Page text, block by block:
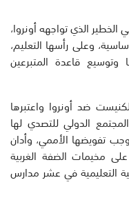
الخطير الذي تواجهه أونروا،
وعلى رأسها التعليم،
وتوسيع قاعدة المتبرعين
ضد أونروا واعتبرها
الدولي للتصدي لها
تفويضها الأممي، وأدان
مخيمات الضفة الغربية
التعليمية في عشر مدارس